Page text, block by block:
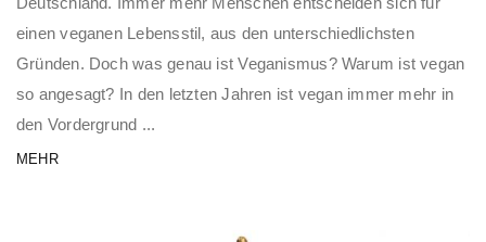
einen veganen Lebensstil, aus den unterschiedlichsten
Gründen. Doch was genau ist Veganismus? Warum ist vegan
so angesagt? In den letzten Jahren ist vegan immer mehr in
den Vordergrund ...
MEHR